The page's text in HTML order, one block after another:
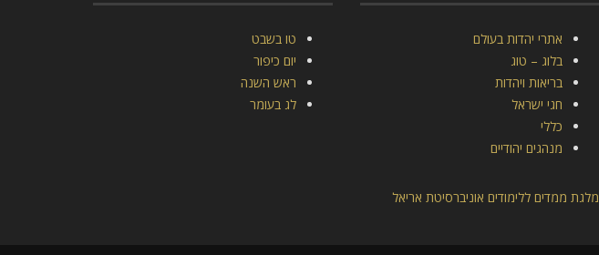
אתרי יהדות בעולם
בלוג – טוג
בריאות ויהדות
חגי ישראל
כללי
מנהגים יהודיים
מלגת ממדים ללימודים אוניברסיטת אריאל
טו בשבט
יום כיפור
ראש השנה
לג בעומר